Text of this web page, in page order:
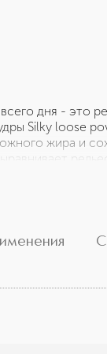
дня - это
Silky loose
жира и
кожу и